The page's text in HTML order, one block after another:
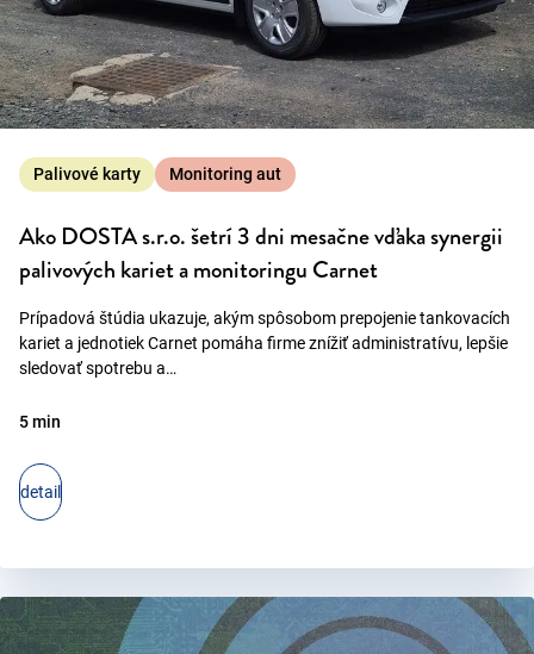
Palivové karty Monitoring aut
Ako DOSTA s.r.o. šetrí 3 dni mesačne vďaka synergii
palivových kariet a monitoringu Carnet
Prípadová štúdia ukazuje, akým spôsobom prepojenie tankovacích
kariet a jednotiek Carnet pomáha firme znížiť administratívu, lepšie
sledovať spotrebu a…
5 min
detail